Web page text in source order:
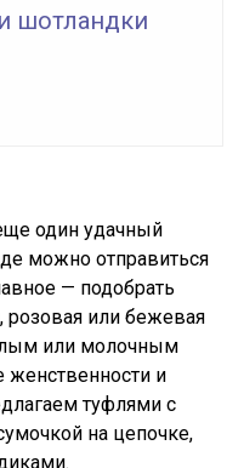
шотландки
один удачный
можно отправиться
— подобрать
розовая или бежевая
или молочным
и
туфлями с
на цепочке,